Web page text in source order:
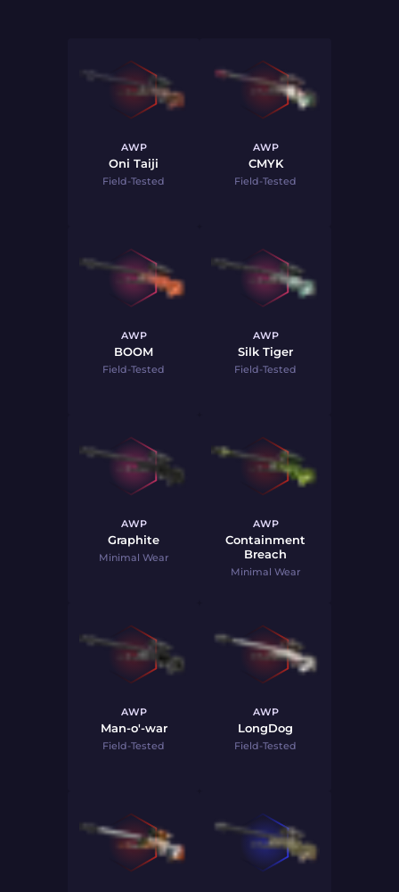
AWP
Oni Taiji
Field-Tested
AWP
CMYK
Field-Tested
AWP
BOOM
Field-Tested
AWP
Silk Tiger
Field-Tested
AWP
Graphite
Minimal Wear
AWP
Containment
Breach
Minimal Wear
AWP
Man-o'-war
Field-Tested
AWP
LongDog
Field-Tested